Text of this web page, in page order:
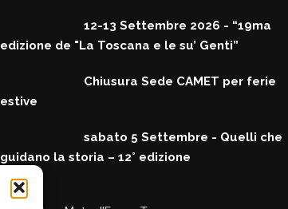
12-13 Settembre 2026 - “19ma
edizione de "La Toscana e le su’ Genti”
Chiusura Sede CAMET per ferie
estive
sabato 5 Settembre - Quelli che
guidano la storia – 12° edizione